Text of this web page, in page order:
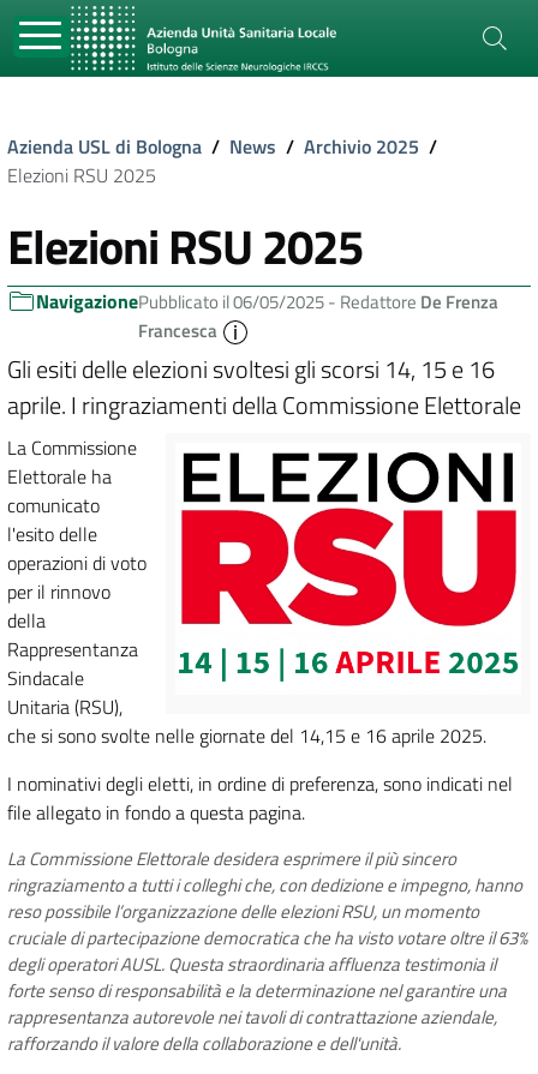
Azienda USL di Bologna / News / Archivio 2025 /
Elezioni RSU 2025
Elezioni RSU 2025
NavigazionePubblicato il 06/05/2025 - Redattore De Frenza
Francesca
Gli esiti delle elezioni svoltesi gli scorsi 14, 15 e 16
aprile. I ringraziamenti della Commissione Elettorale
La Commissione
Elettorale ha
comunicato
l'esito delle
operazioni di voto
per il rinnovo
della
Rappresentanza
Sindacale
Unitaria (RSU),
che si sono svolte nelle giornate del 14,15 e 16 aprile 2025.
I nominativi degli eletti, in ordine di preferenza, sono indicati nel
file allegato in fondo a questa pagina.
La Commissione Elettorale desidera esprimere il più sincero
ringraziamento a tutti i colleghi che, con dedizione e impegno, hanno
reso possibile l’organizzazione delle elezioni RSU, un momento
cruciale di partecipazione democratica che ha visto votare oltre il 63%
degli operatori AUSL. Questa straordinaria affluenza testimonia il
forte senso di responsabilità e la determinazione nel garantire una
rappresentanza autorevole nei tavoli di contrattazione aziendale,
rafforzando il valore della collaborazione e dell'unità.